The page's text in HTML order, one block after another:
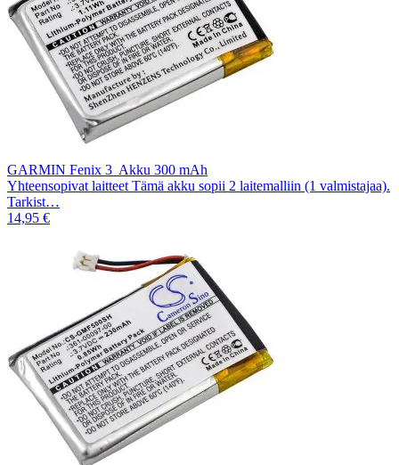
GARMIN Fenix 3 Akku 300 mAh
Yhteensopivat laitteet Tämä akku sopii 2 laitemalliin (1 valmistajaa).
Tarkist…
14,95 €